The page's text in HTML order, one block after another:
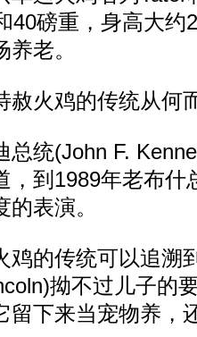
40磅重，身高大约
老。
火鸡的传统从何
统(John F.
，到1989年老布什
表演。
的传统可以追溯
拗不过儿子的
留下来当宠物养，